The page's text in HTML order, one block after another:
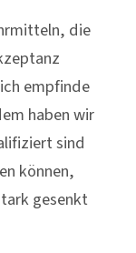
die
empfinde
haben wir
sind
können,
gesenkt